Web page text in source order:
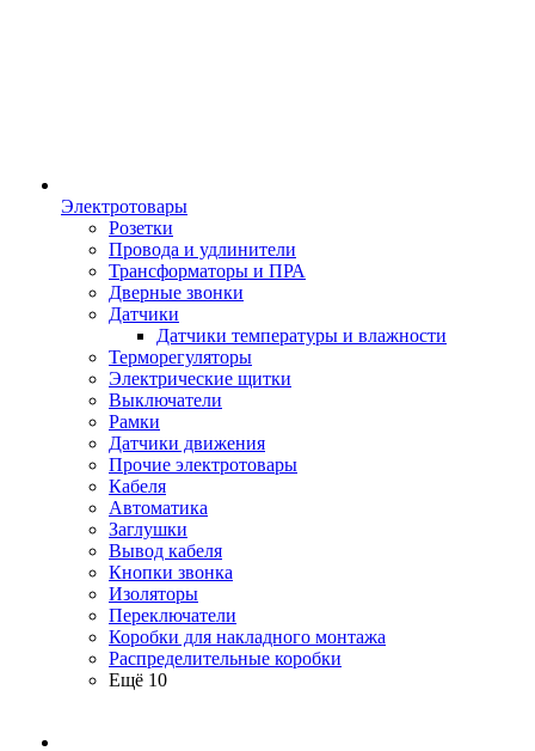
Электротовары
Розетки
Провода и удлинители
Трансформаторы и ПРА
Дверные звонки
Датчики
Датчики температуры и влажности
Терморегуляторы
Электрические щитки
Выключатели
Рамки
Датчики движения
Прочие электротовары
Кабеля
Автоматика
Заглушки
Вывод кабеля
Кнопки звонка
Изоляторы
Переключатели
Коробки для накладного монтажа
Распределительные коробки
Ещё 10